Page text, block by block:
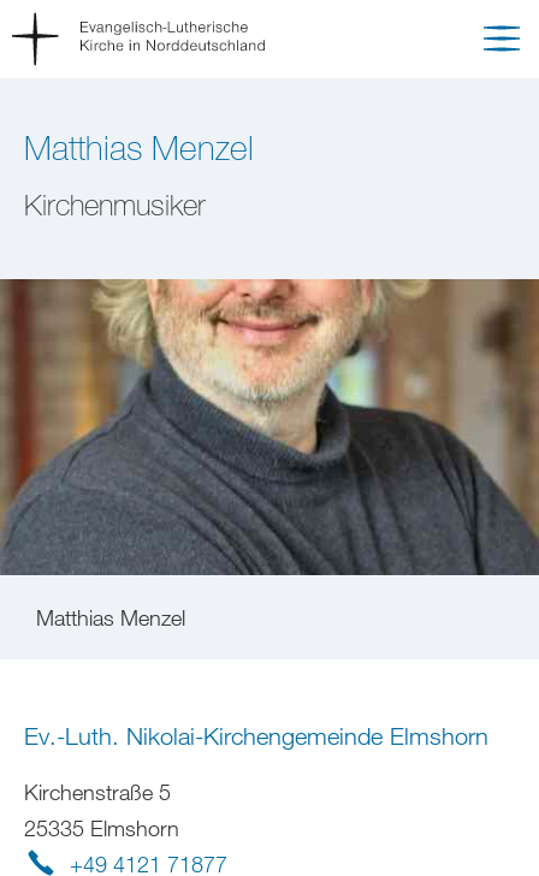
Matthias Menzel
Kirchenmusiker
Matthias Menzel
Ev.-Luth. Nikolai-Kirchengemeinde Elmshorn
Kirchenstraße 5
25335 Elmshorn
+49 4121 71877